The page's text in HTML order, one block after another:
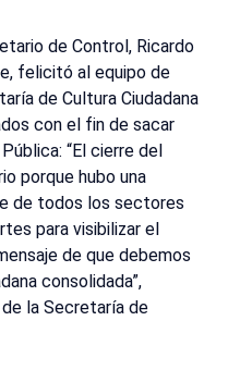
de Control, Ricardo
felicitó al equipo de
de Cultura Ciudadana
con el fin de sacar
“El cierre del
porque hubo una
de todos los sectores
para visibilizar el
de que debemos
consolidada”,
la Secretaría de